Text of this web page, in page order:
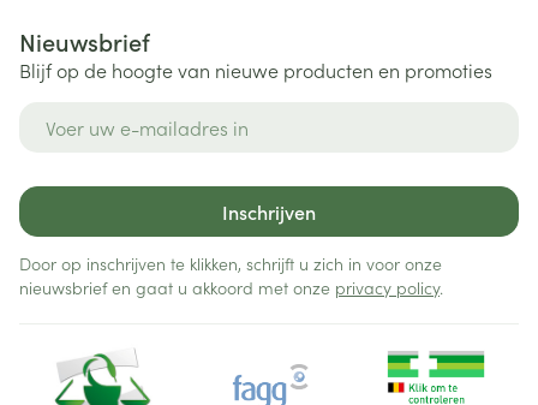
Nieuwsbrief
Blijf op de hoogte van nieuwe producten en promoties
Inschrijven
Door op inschrijven te klikken, schrijft u zich in voor onze
nieuwsbrief en gaat u akkoord met onze privacy policy.